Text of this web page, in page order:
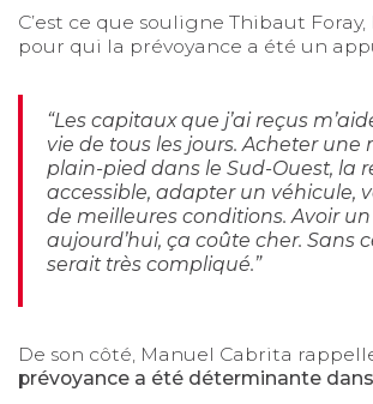
C’est ce que souligne Thibaut Foray,
pour qui la prévoyance a été un
“Les capitaux que j’ai reçus
vie de tous les jours. Acheter une
plain-pied dans le Sud-Ouest, la
accessible, adapter un véhicule,
de meilleures conditions. Avoir
aujourd’hui, ça coûte cher. Sans
serait très compliqué.”
De son côté, Manuel Cabrita
prévoyance a été déterminante